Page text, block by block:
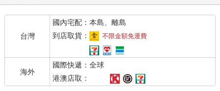
台灣
國內宅配：本島、離島
到店取貨：
不限金額免運費
海外
國際快遞：全球
港澳店取：